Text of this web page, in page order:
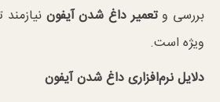
بررسی وتعمیر داغ شدن آیفون
ویژه است.
دلایل نرم‌افزاری داغ شدن آیفون